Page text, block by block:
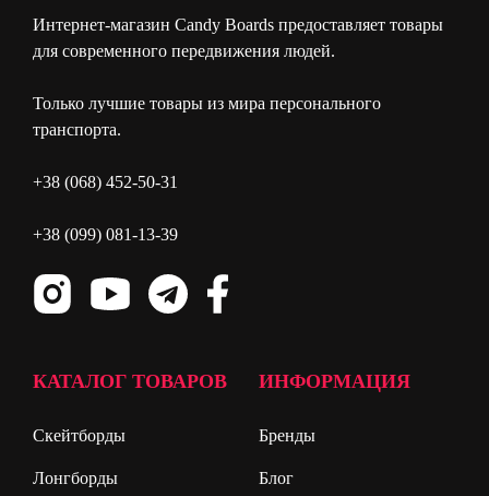
Интернет-магазин Candy Boards предоставляет товары
для современного передвижения людей.
Только лучшие товары из мира персонального
транспорта.
+38 (068) 452-50-31
+38 (099) 081-13-39
КАТАЛОГ ТОВАРОВ
Скейтборды
Лонгборды
ИНФОРМАЦИЯ
Бренды
Блог